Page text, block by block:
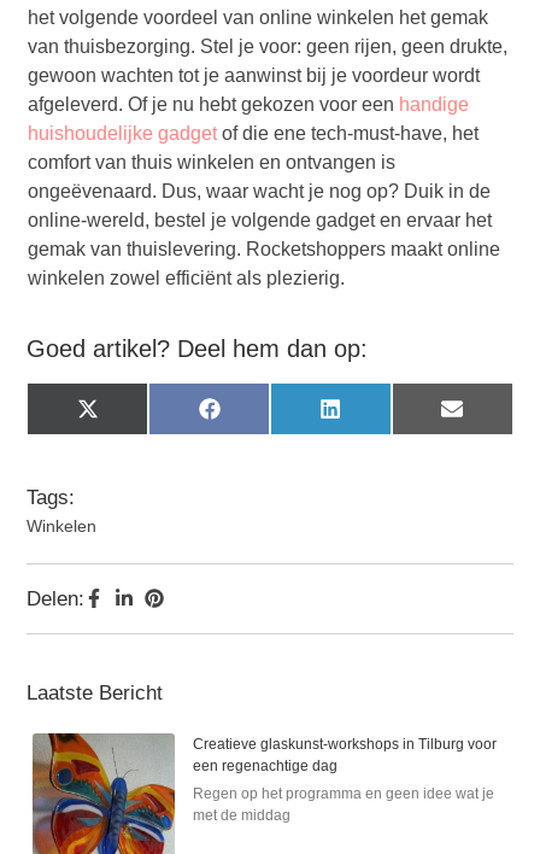
het volgende voordeel van online winkelen het gemak
van thuisbezorging. Stel je voor: geen rijen, geen drukte,
gewoon wachten tot je aanwinst bij je voordeur wordt
afgeleverd. Of je nu hebt gekozen voor een handige
huishoudelijke gadget of die ene tech-must-have, het
comfort van thuis winkelen en ontvangen is
ongeëvenaard. Dus, waar wacht je nog op? Duik in de
online-wereld, bestel je volgende gadget en ervaar het
gemak van thuislevering. Rocketshoppers maakt online
winkelen zowel efficiënt als plezierig.
Goed artikel? Deel hem dan op:
X
(Twitter)
Facebook LinkedIn Email
Tags:
Winkelen
Delen:
Laatste Bericht
Creatieve glaskunst-workshops in Tilburg voor
een regenachtige dag
Regen op het programma en geen idee wat je
met de middag